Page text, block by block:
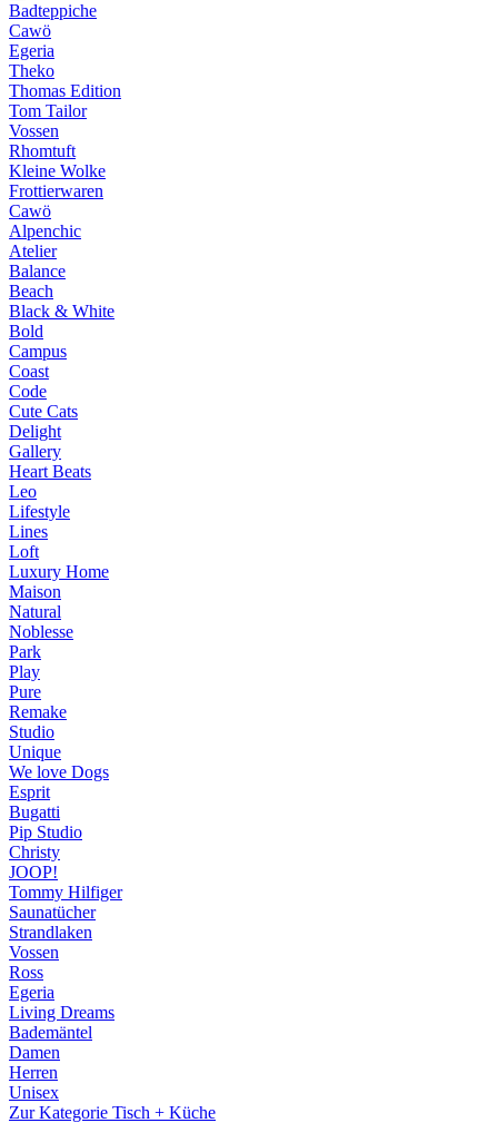
Badteppiche
Cawö
Egeria
Theko
Thomas Edition
Tom Tailor
Vossen
Rhomtuft
Kleine Wolke
Frottierwaren
Cawö
Alpenchic
Atelier
Balance
Beach
Black & White
Bold
Campus
Coast
Code
Cute Cats
Delight
Gallery
Heart Beats
Leo
Lifestyle
Lines
Loft
Luxury Home
Maison
Natural
Noblesse
Park
Play
Pure
Remake
Studio
Unique
We love Dogs
Esprit
Bugatti
Pip Studio
Christy
JOOP!
Tommy Hilfiger
Saunatücher
Strandlaken
Vossen
Ross
Egeria
Living Dreams
Bademäntel
Damen
Herren
Unisex
Zur Kategorie Tisch + Küche